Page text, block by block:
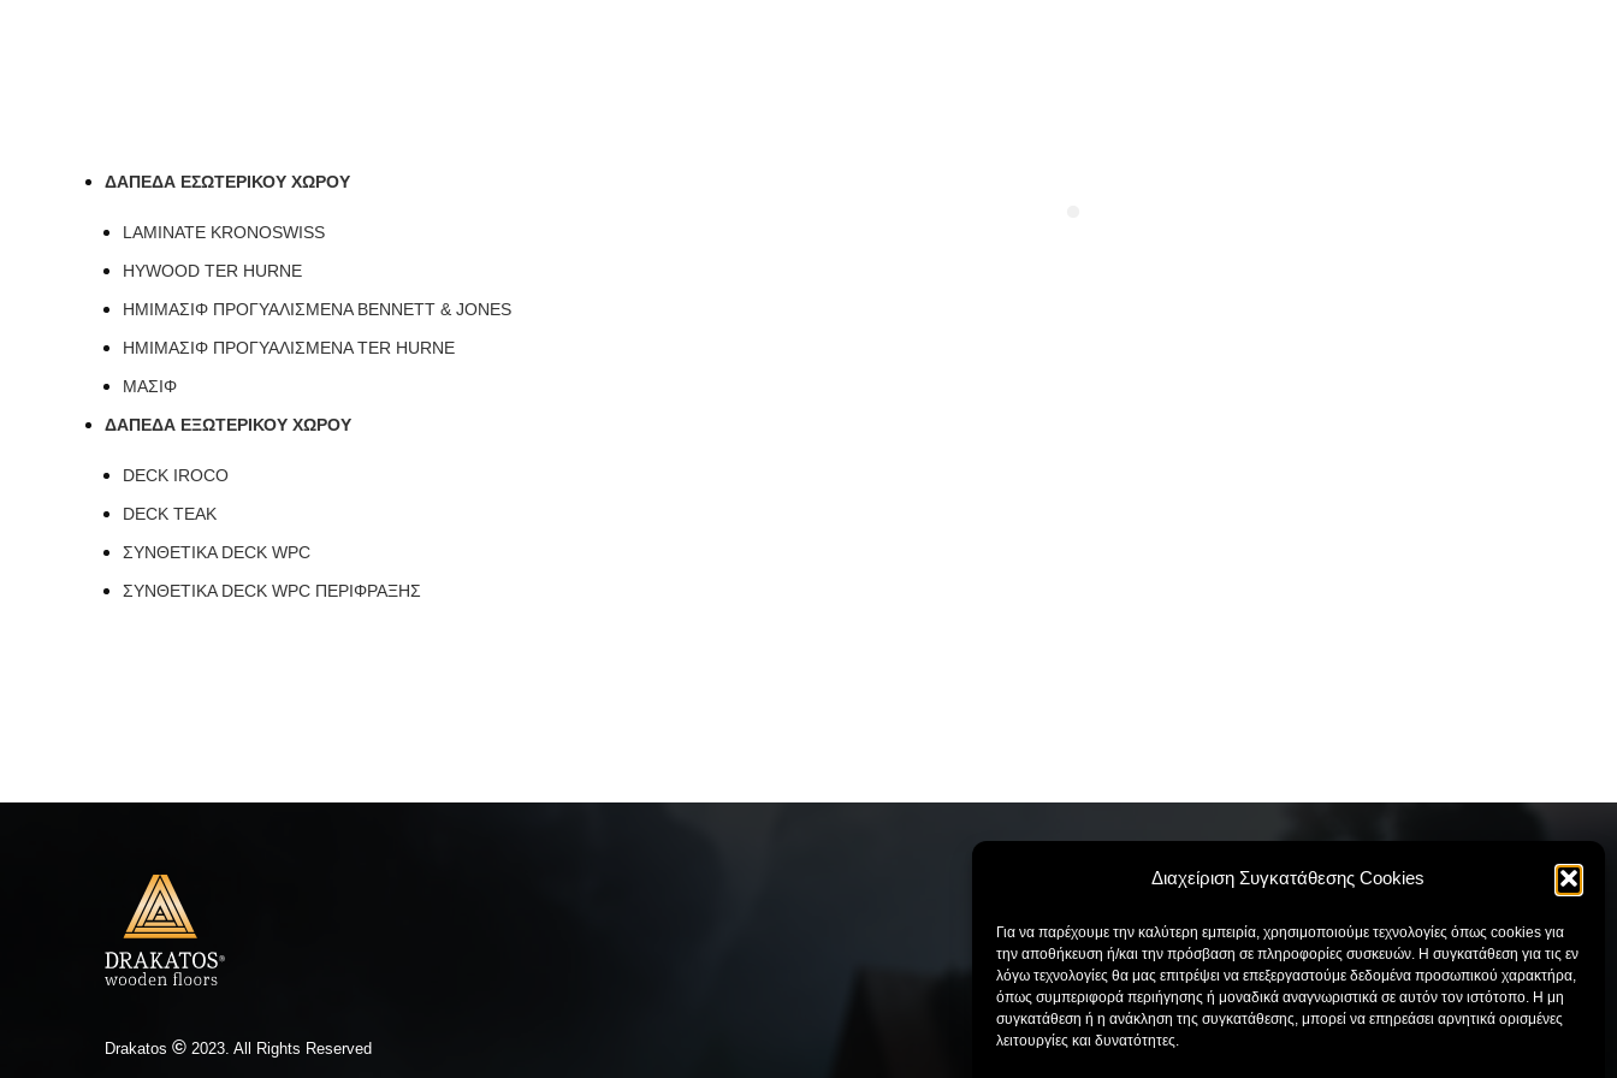
Διαχείριση Συγκατάθεσης Cookies
Για να παρέχουμε την καλύτερη εμπειρία, χρησιμοποιούμε τεχνολογίες όπως cookies για
την αποθήκευση ή/και την πρόσβαση σε πληροφορίες συσκευών. Η συγκατάθεση για τις εν
λόγω τεχνολογίες θα μας επιτρέψει να επεξεργαστούμε δεδομένα προσωπικού χαρακτήρα,
όπως συμπεριφορά περιήγησης ή μοναδικά αναγνωριστικά σε αυτόν τον ιστότοπο. Η μη
συγκατάθεση ή η ανάκληση της συγκατάθεσης, μπορεί να επηρεάσει αρνητικά ορισμένες
λειτουργίες και δυνατότητες.
ΔΑΠΕΔΑ ΕΣΩΤΕΡΙΚΟΥ ΧΩΡΟΥ
LAMINATE KRONOSWISS
HYWOOD TER HURNE
ΗΜΙΜΑΣΙΦ ΠΡΟΓΥΑΛΙΣΜΕΝΑ BENNETT & JONES
ΗΜΙΜΑΣΙΦ ΠΡΟΓΥΑΛΙΣΜΕΝΑ TER HURNE
ΜΑΣΙΦ
ΔΑΠΕΔΑ ΕΞΩΤΕΡΙΚΟΥ ΧΩΡΟΥ
DECK IROCO
DECK TEAK
ΣΥΝΘΕΤΙΚΑ DECK WPC
ΣΥΝΘΕΤΙΚΑ DECK WPC ΠΕΡΙΦΡΑΞΗΣ
Drakatos © 2023. All Rights Reserved
ΕΠΙΚΟΙΝΩΝΙΑ
Κατάστημα:210 97 15 699